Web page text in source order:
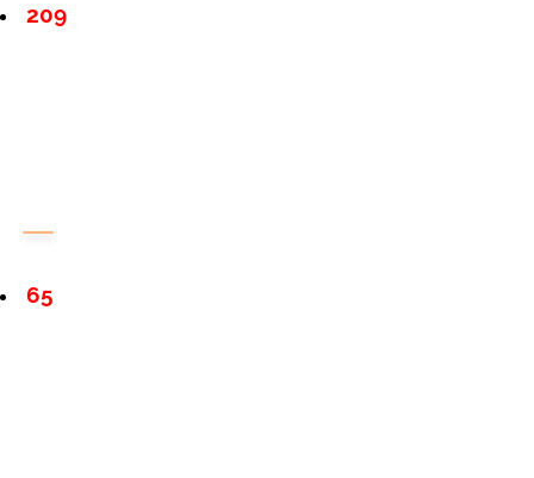
209
65